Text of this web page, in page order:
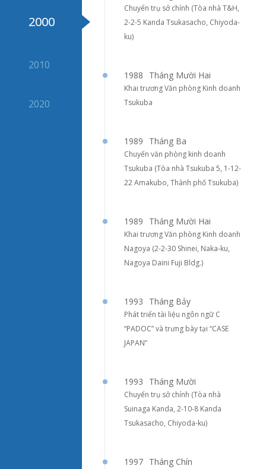
2000
2010
2020
Chuyển trụ sở chính (Tòa nhà T&H,
2-2-5 Kanda Tsukasacho, Chiyoda-
ku)
1988 Tháng Mười Hai
Khai trương Văn phòng Kinh doanh
Tsukuba
1989 Tháng Ba
Chuyển văn phòng kinh doanh
Tsukuba (Tòa nhà Tsukuba 5, 1-12-
22 Amakubo, Thành phố Tsukuba)
1989 Tháng Mười Hai
Khai trương Văn phòng Kinh doanh
Nagoya (2-2-30 Shinei, Naka-ku,
Nagoya Daini Fuji Bldg.)
1993 Tháng Bảy
Phát triển tài liệu ngôn ngữ C
“PADOC” và trưng bày tại “CASE
JAPAN”
1993 Tháng Mười
Chuyển trụ sở chính (Tòa nhà
Suinaga Kanda, 2-10-8 Kanda
Tsukasacho, Chiyoda-ku)
1997 Tháng Chín